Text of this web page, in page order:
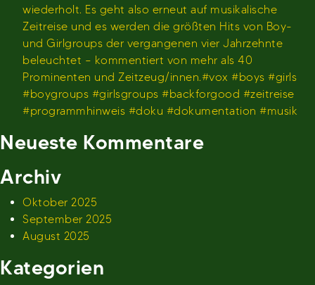
wiederholt. Es geht also erneut auf musikalische
Zeitreise und es werden die größten Hits von Boy-
und Girlgroups der vergangenen vier Jahrzehnte
beleuchtet – kommentiert von mehr als 40
Prominenten und Zeitzeug/innen.#vox #boys #girls
#boygroups #girlsgroups #backforgood #zeitreise
#programmhinweis #doku #dokumentation #musik
Neueste Kommentare
Archiv
Oktober 2025
September 2025
August 2025
Kategorien